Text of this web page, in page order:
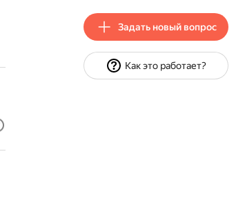
Задать новый вопрос
Как это работает?